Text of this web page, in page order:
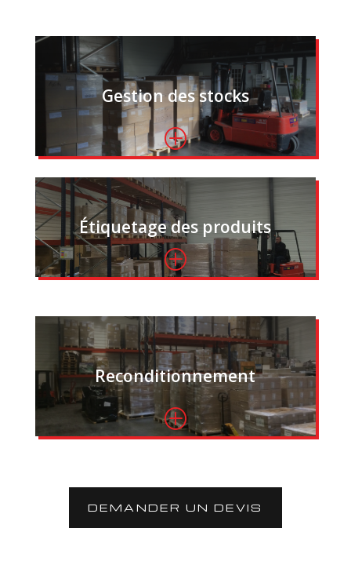
Gestion des stocks
P
Étiquetage des produits
P
Reconditionnement
P
DEMANDER UN DEVIS